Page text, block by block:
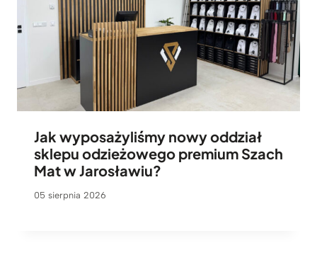
Jak wyposażyliśmy nowy oddział
sklepu odzieżowego premium Szach
Mat w Jarosławiu?
05 sierpnia 2026